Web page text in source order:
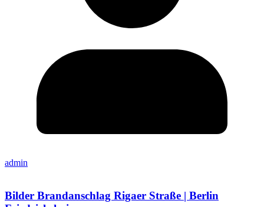
admin
Bilder Brandanschlag Rigaer Straße | Berlin